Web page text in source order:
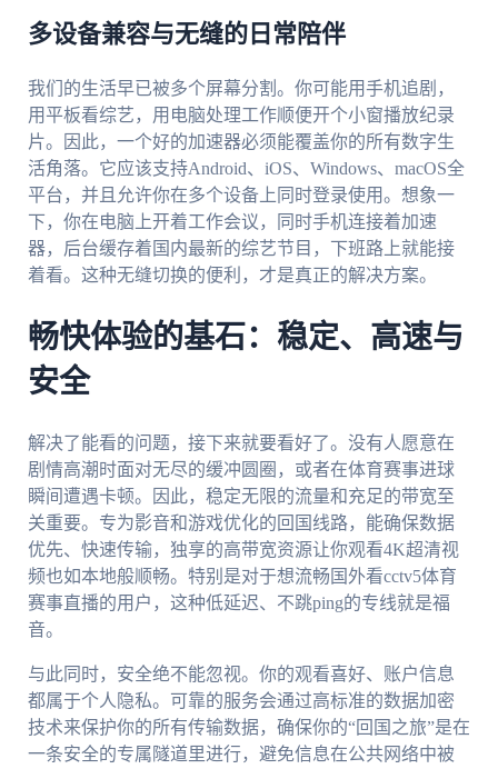
多设备兼容与无缝的日常陪伴
我们的生活早已被多个屏幕分割。你可能用手机追剧，
用平板看综艺，用电脑处理工作顺便开个小窗播放纪录
片。因此，一个好的加速器必须能覆盖你的所有数字生
活角落。它应该支持Android、iOS、Windows、macOS全
平台，并且允许你在多个设备上同时登录使用。想象一
下，你在电脑上开着工作会议，同时手机连接着加速
器，后台缓存着国内最新的综艺节目，下班路上就能接
着看。这种无缝切换的便利，才是真正的解决方案。
畅快体验的基石：稳定、高速与
安全
解决了能看的问题，接下来就要看好了。没有人愿意在
剧情高潮时面对无尽的缓冲圆圈，或者在体育赛事进球
瞬间遭遇卡顿。因此，稳定无限的流量和充足的带宽至
关重要。专为影音和游戏优化的回国线路，能确保数据
优先、快速传输，独享的高带宽资源让你观看4K超清视
频也如本地般顺畅。特别是对于想流畅国外看cctv5体育
赛事直播的用户，这种低延迟、不跳ping的专线就是福
音。
与此同时，安全绝不能忽视。你的观看喜好、账户信息
都属于个人隐私。可靠的服务会通过高标准的数据加密
技术来保护你的所有传输数据，确保你的“回国之旅”是在
一条安全的专属隧道里进行，避免信息在公共网络中被